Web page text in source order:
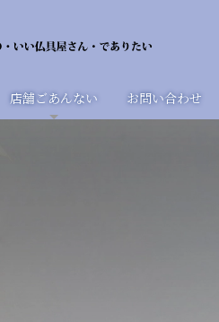
店舗ごあんない お問い合わせ